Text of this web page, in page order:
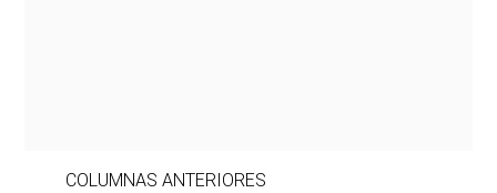
COLUMNAS ANTERIORES